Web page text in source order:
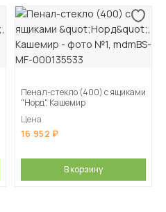
Пенал-стекло (400) с ящиками
"Норд", Кашемир
Цена
16 952
В корзину